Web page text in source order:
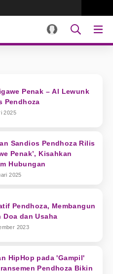
Penak – Al Lewunk
Pendhoza
2025
Sandios Pendhoza Rilis
Penak’, Kisahkan
Hubungan
2025
Pendhoza, Membangun
Doa dan Usaha
2023
HipHop pada 'Gampil'
Pendhoza Bikin